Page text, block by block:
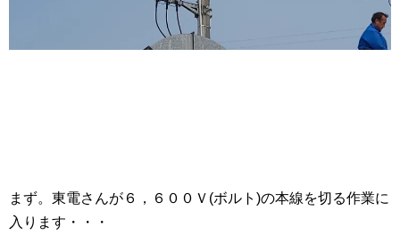
まず。東電さんが６，６００Ｖ(ボルト)の本線を切る作業に
入ります・・・